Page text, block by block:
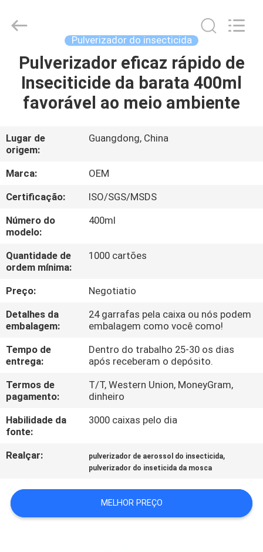
CASA
PRODUTOS
SOBRE
NÓS
EXCURSÃO
DA
FÁBRICA
CONTROLE
DA
QUALIDADE
CONTACTE-
NOS
PEÇA
UMAS
CITAÇÕES
COMPANY
NEWS
2016
Necessities
Reserved.
Pulverizador do insecticida
Pulverizador eficaz rápido de
Inseciticide da barata 400ml
favorável ao meio ambiente
Lugar de
origem:
Guangdong, China
Marca:
OEM
Certificação:
ISO/SGS/MSDS
Número do
modelo:
400ml
Quantidade de
ordem mínima:
1000 cartões
Preço:
Negotiatio
Detalhes da
embalagem:
24 garrafas pela caixa ou nós podem
embalagem como você como!
Tempo de
entrega:
Dentro do trabalho 25-30 os dias
após receberam o depósito.
Termos de
pagamento:
T/T, Western Union, MoneyGram,
dinheiro
Habilidade da
fonte:
3000 caixas pelo dia
Realçar: pulverizador de aerossol do insecticida,
pulverizador do inseticida da mosca
MELHOR PREÇO